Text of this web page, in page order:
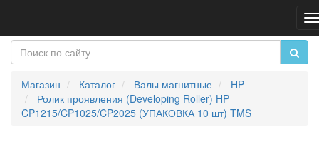
Магазин Каталог Валы магнитные
HP
Ролик проявления (Developing Roller) HP
CP1215/CP1025/CP2025 (УПАКОВКА 10 шт) TMS